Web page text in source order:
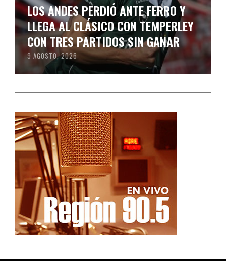
LOS ANDES PERDIÓ ANTE FERRO Y
LLEGA AL CLÁSICO CON TEMPERLEY
CON TRES PARTIDOS SIN GANAR
9 AGOSTO, 2026